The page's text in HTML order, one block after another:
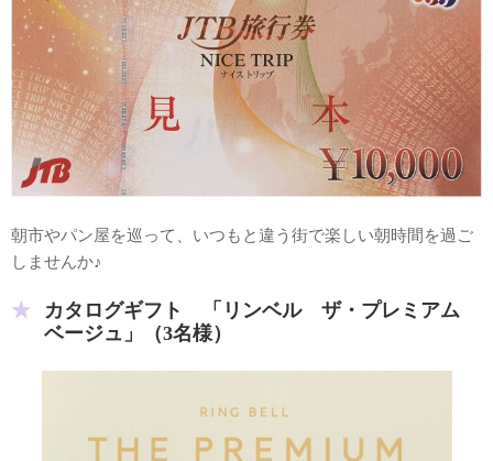
朝市やパン屋を巡って、いつもと違う街で楽しい朝時間を過ご
しませんか♪
カタログギフト 「リンベル ザ・プレミアム
ベージュ」（3名様）